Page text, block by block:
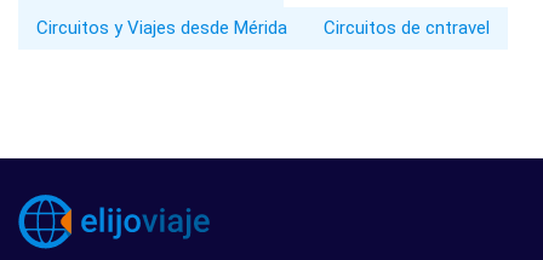
Circuitos y Viajes desde Mérida
Circuitos de cntravel